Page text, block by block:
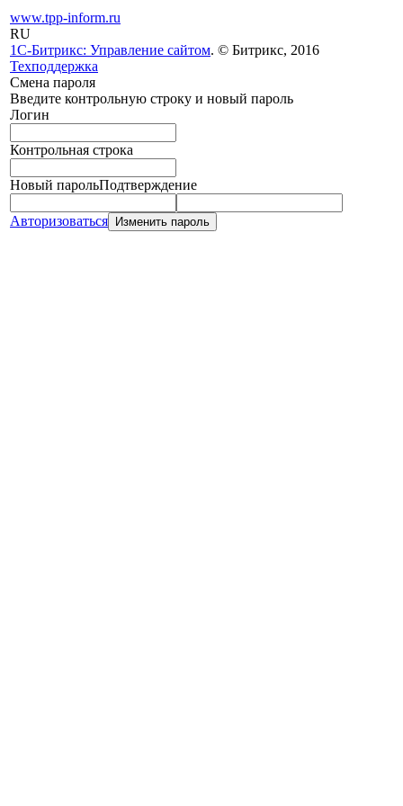
www.tpp-inform.ru
RU
1С-Битрикс: Управление сайтом. © Битрикс, 2016
Техподдержка
Смена пароля
Введите контрольную строку и новый пароль
Логин
Контрольная строка
Новый парольПодтверждение
Авторизоваться